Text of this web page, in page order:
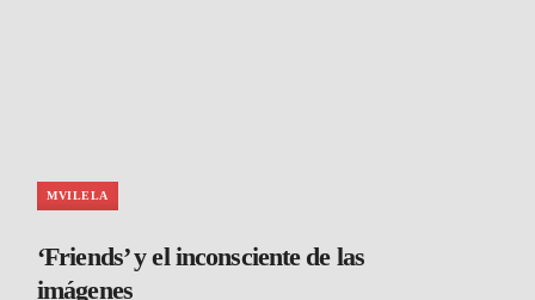
MVILELA
‘Friends’ y el inconsciente de las
imágenes